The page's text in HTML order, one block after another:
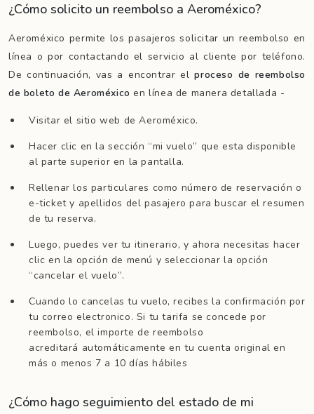
¿Cómo solicito un reembolso a Aeroméxico?
Aeroméxico permite los pasajeros solicitar un reembolso en
línea o por contactando el servicio al cliente por teléfono.
De continuación, vas a encontrar elproceso de reembolso
de boleto de Aeroméxico en línea de manera detallada -
Visitar el sitio web de Aeroméxico.
Hacer clic en la sección “mi vuelo” que esta disponible
al parte superior en la pantalla.
Rellenar los particulares como número de reservación o
e-ticket y apellidos del pasajero para buscar el resumen
de tu reserva.
Luego, puedes ver tu itinerario, y ahora necesitas hacer
clic en la opción de menú y seleccionar la opción
“cancelar el vuelo”.
Cuando lo cancelas tu vuelo, recibes la confirmación por
tu correo electronico. Si tu tarifa se concede por
reembolso, el importe de reembolso
acreditará automáticamente en tu cuenta original en
más o menos 7 a 10 días hábiles
¿Cómo hago seguimiento del estado de mi